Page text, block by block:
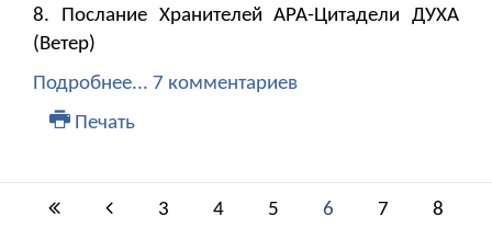
8. Послание Хранителей АРА-Цитадели ДУХА
(Ветер)
Подробнее... 7 комментариев
Печать
3 4 5 6 7 8